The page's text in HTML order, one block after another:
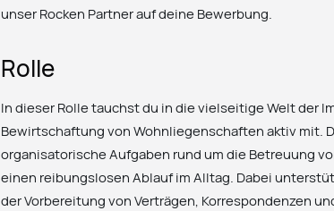
unser Rocken Partner auf deine Bewerbung.
Rolle
In dieser Rolle tauchst du in die vielseitige Welt der
Bewirtschaftung von Wohnliegenschaften aktiv mit.
organisatorische Aufgaben rund um die Betreuung
einen reibungslosen Ablauf im Alltag. Dabei
der Vorbereitung von Verträgen, Korrespondenzen